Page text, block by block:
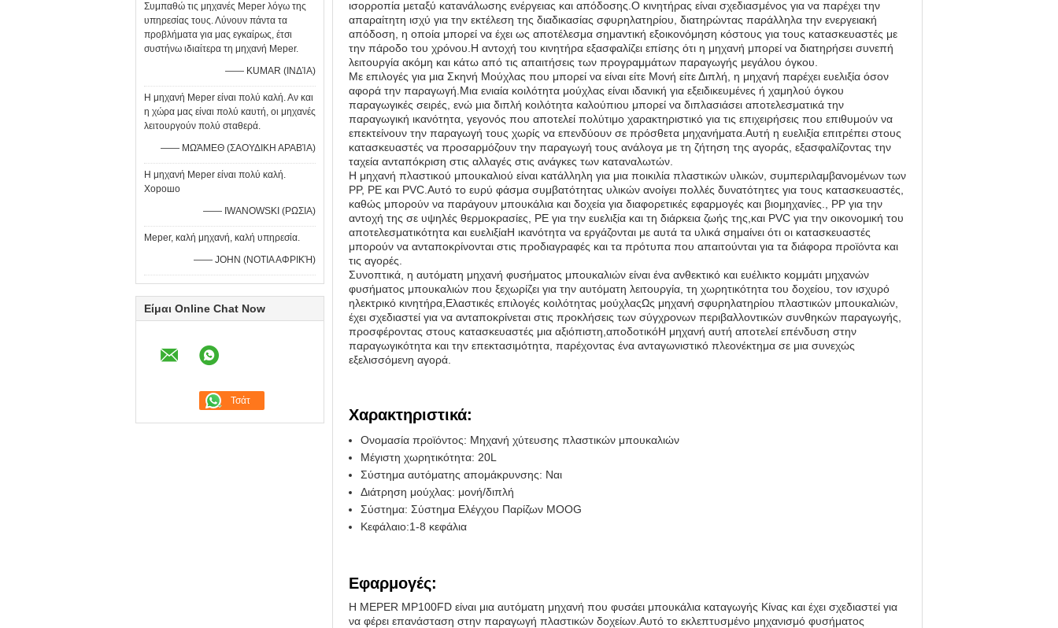
Συμπαθώ τις μηχανές Meper λόγω της
υπηρεσίας τους. Λύνουν πάντα τα
προβλήματα για μας εγκαίρως, έτσι
συστήνω ιδιαίτερα τη μηχανή Meper.
—— KUMAR (ΙΝΔΊΑ)
Η μηχανή Meper είναι πολύ καλή. Αν και
η χώρα μας είναι πολύ καυτή, οι μηχανές
λειτουργούν πολύ σταθερά.
—— ΜΩΆΜΕΘ (ΣΑΟΥΔΙΚΗ ΑΡΑΒΊΑ)
Η μηχανή Meper είναι πολύ καλή.
Хорошо
—— IWANOWSKI (ΡΩΣΙΑ)
Meper, καλή μηχανή, καλή υπηρεσία.
—— JOHN (ΝΟΤΙΑ ΑΦΡΙΚΉ)
Είμαι Online Chat Now
ισορροπία μεταξύ κατανάλωσης ενέργειας και απόδοσης.Ο κινητήρας είναι σχεδιασμένος για να παρέχει την
απαραίτητη ισχύ για την εκτέλεση της διαδικασίας σφυρηλατηρίου, διατηρώντας παράλληλα την ενεργειακή
απόδοση, η οποία μπορεί να έχει ως αποτέλεσμα σημαντική εξοικονόμηση κόστους για τους κατασκευαστές με
την πάροδο του χρόνου.Η αντοχή του κινητήρα εξασφαλίζει επίσης ότι η μηχανή μπορεί να διατηρήσει συνεπή
λειτουργία ακόμη και κάτω από τις απαιτήσεις των προγραμμάτων παραγωγής μεγάλου όγκου.
Με επιλογές για μια Σκηνή Μούχλας που μπορεί να είναι είτε Μονή είτε Διπλή, η μηχανή παρέχει ευελιξία όσον
αφορά την παραγωγή.Μια ενιαία κοιλότητα μούχλας είναι ιδανική για εξειδικευμένες ή χαμηλού όγκου
παραγωγικές σειρές, ενώ μια διπλή κοιλότητα καλούπιου μπορεί να διπλασιάσει αποτελεσματικά την
παραγωγική ικανότητα, γεγονός που αποτελεί πολύτιμο χαρακτηριστικό για τις επιχειρήσεις που επιθυμούν να
επεκτείνουν την παραγωγή τους χωρίς να επενδύουν σε πρόσθετα μηχανήματα.Αυτή η ευελιξία επιτρέπει στους
κατασκευαστές να προσαρμόζουν την παραγωγή τους ανάλογα με τη ζήτηση της αγοράς, εξασφαλίζοντας την
ταχεία ανταπόκριση στις αλλαγές στις ανάγκες των καταναλωτών.
Η μηχανή πλαστικού μπουκαλιού είναι κατάλληλη για μια ποικιλία πλαστικών υλικών, συμπεριλαμβανομένων των
PP, PE και PVC.Αυτό το ευρύ φάσμα συμβατότητας υλικών ανοίγει πολλές δυνατότητες για τους κατασκευαστές,
καθώς μπορούν να παράγουν μπουκάλια και δοχεία για διαφορετικές εφαρμογές και βιομηχανίες., PP για την
αντοχή της σε υψηλές θερμοκρασίες, PE για την ευελιξία και τη διάρκεια ζωής της,και PVC για την οικονομική του
αποτελεσματικότητα και ευελιξίαΗ ικανότητα να εργάζονται με αυτά τα υλικά σημαίνει ότι οι κατασκευαστές
μπορούν να ανταποκρίνονται στις προδιαγραφές και τα πρότυπα που απαιτούνται για τα διάφορα προϊόντα και
τις αγορές.
Συνοπτικά, η αυτόματη μηχανή φυσήματος μπουκαλιών είναι ένα ανθεκτικό και ευέλικτο κομμάτι μηχανών
φυσήματος μπουκαλιών που ξεχωρίζει για την αυτόματη λειτουργία, τη χωρητικότητα του δοχείου, τον ισχυρό
ηλεκτρικό κινητήρα,Ελαστικές επιλογές κοιλότητας μούχλαςΩς μηχανή σφυρηλατηρίου πλαστικών μπουκαλιών,
έχει σχεδιαστεί για να ανταποκρίνεται στις προκλήσεις των σύγχρονων περιβαλλοντικών συνθηκών παραγωγής,
προσφέροντας στους κατασκευαστές μια αξιόπιστη,αποδοτικόΗ μηχανή αυτή αποτελεί επένδυση στην
παραγωγικότητα και την επεκτασιμότητα, παρέχοντας ένα ανταγωνιστικό πλεονέκτημα σε μια συνεχώς
εξελισσόμενη αγορά.
Χαρακτηριστικά:
Ονομασία προϊόντος: Μηχανή χύτευσης πλαστικών μπουκαλιών
Μέγιστη χωρητικότητα: 20L
Σύστημα αυτόματης απομάκρυνσης: Ναι
Διάτρηση μούχλας: μονή/διπλή
Σύστημα: Σύστημα Ελέγχου Παρίζων MOOG
Κεφάλαιο:1-8 κεφάλια
Εφαρμογές:
Η MEPER MP100FD είναι μια αυτόματη μηχανή που φυσάει μπουκάλια καταγωγής Κίνας και έχει σχεδιαστεί για
να φέρει επανάσταση στην παραγωγή πλαστικών δοχείων.Αυτό το εκλεπτυσμένο μηχανισμό φυσήματος